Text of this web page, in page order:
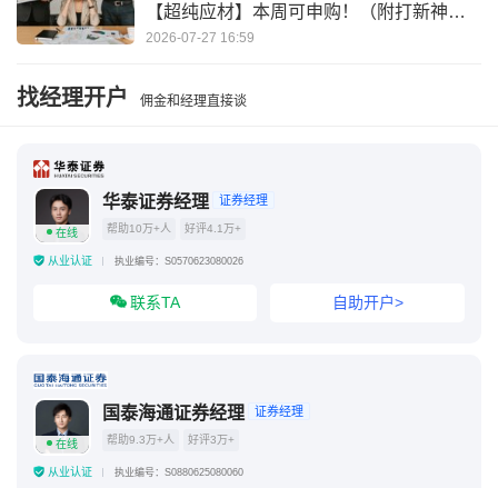
【超纯应材】本周可申购！（附打新神
器）
2026-07-27 16:59
找经理开户 佣金和经理直接谈
在线
华泰证券经理 证券经理
帮助10万+人 好评4.1万+
从业认证 执业编号：S0570623080026
联系TA 自助开户>
在线
国泰海通证券经理 证券经理
帮助9.3万+人 好评3万+
从业认证 执业编号：S0880625080060